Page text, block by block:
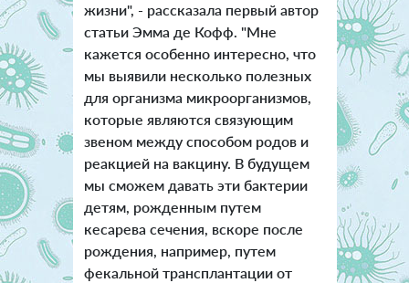
жизни", - рассказала первый автор
статьи Эмма де Кофф. "Мне
кажется особенно интересно, что
мы выявили несколько полезных
для организма микроорганизмов,
которые являются связующим
звеном между способом родов и
реакцией на вакцину. В будущем
мы сможем давать эти бактерии
детям, рожденным путем
кесарева сечения, вскоре после
рождения, например, путем
фекальной трансплантации от